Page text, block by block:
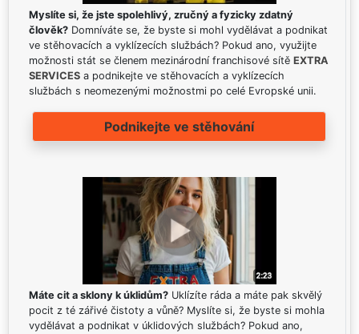
Myslíte si, že jste spolehlivý, zručný a fyzicky zdatný
člověk? Domníváte se, že byste si mohl vydělávat a podnikat
ve stěhovacích a vyklízecích službách? Pokud ano, využijte
možnosti stát se členem mezinárodní franchisové sítě EXTRA
SERVICES a podnikejte ve stěhovacích a vyklízecích
službách s neomezenými možnostmi po celé Evropské unii.
Podnikejte ve stěhování
Máte cit a sklony k úklidům? Uklízíte ráda a máte pak skvělý
pocit z té zářivé čistoty a vůně? Myslíte si, že byste si mohla
vydělávat a podnikat v úklidových službách? Pokud ano,